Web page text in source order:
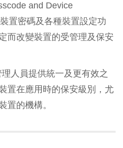
and Device
置密碼及各種裝置設定功
而改變裝置的受管理及保安
人員提供統一及更有效之
置在應用時的保安級別，尤
置的機構。